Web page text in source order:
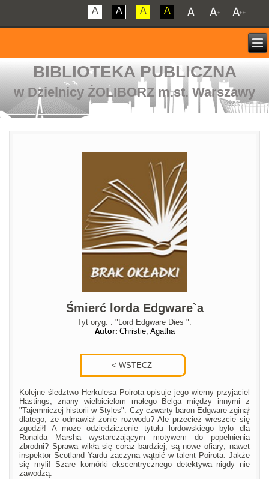
A A A A
BIBLIOTEKA PUBLICZNA
w Dzielnicy ŻOLIBORZ m.st. Warszawy
Śmierć lorda Edgware`a
Tyt oryg. : "Lord Edgware Dies ".
Autor: Christie, Agatha
Kolejne śledztwo Herkulesa Poirota opisuje jego wierny przyjaciel
Hastings, znany wielbicielom małego Belga między innymi z
"Tajemniczej historii w Styles". Czy czwarty baron Edgware zginął
dlatego, że odmawiał żonie rozwodu? Ale przecież wreszcie się
zgodził! A może odziedziczenie tytułu lordowskiego było dla
Ronalda Marsha wystarczającym motywem do popełnienia
zbrodni? Sprawa wikła się coraz bardziej, są nowe ofiary; nawet
inspektor Scotland Yardu zaczyna wątpić w talent Poirota. Jakże
się myli! Szare komórki ekscentrycznego detektywa nigdy nie
zawodzą.